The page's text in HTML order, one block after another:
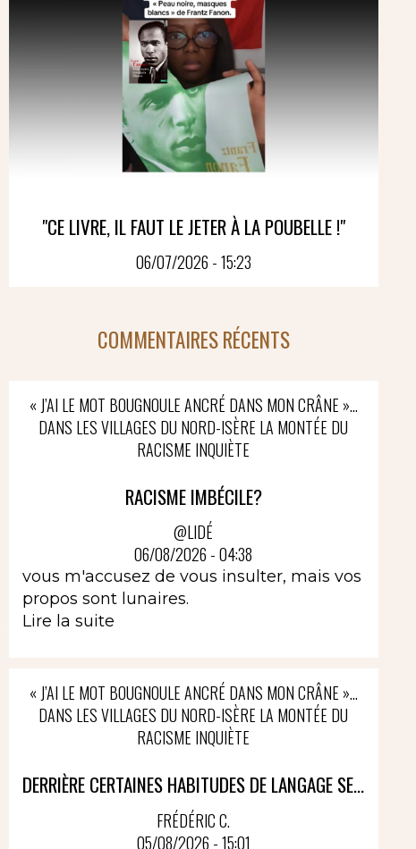
"CE LIVRE, IL FAUT LE JETER À LA POUBELLE !"
06/07/2026 - 15:23
COMMENTAIRES RÉCENTS
« J’AI LE MOT BOUGNOULE ANCRÉ DANS MON CRÂNE »…
DANS LES VILLAGES DU NORD-ISÈRE LA MONTÉE DU
RACISME INQUIÈTE
RACISME IMBÉCILE?
@LIDÉ
06/08/2026 - 04:38
vous m'accusez de vous insulter, mais vos
propos sont lunaires.
Lire la suite
« J’AI LE MOT BOUGNOULE ANCRÉ DANS MON CRÂNE »…
DANS LES VILLAGES DU NORD-ISÈRE LA MONTÉE DU
RACISME INQUIÈTE
DERRIÈRE CERTAINES HABITUDES DE LANGAGE SE...
FRÉDÉRIC C.
05/08/2026 - 15:01